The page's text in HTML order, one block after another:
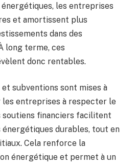
les entreprises
et amortissent plus
dans des
long terme, ces
donc rentables.
et subventions sont mises à
entreprises à respecter le
soutiens financiers facilitent
énergétiques durables, tout en
Cela renforce la
énergétique et permet à un